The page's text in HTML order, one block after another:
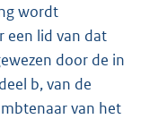
wordt
een lid van dat
door de in
b, van de
van het